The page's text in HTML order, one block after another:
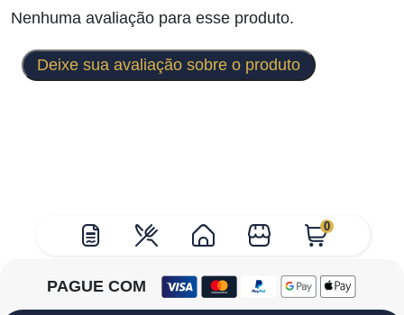
0
Nenhuma avaliação para esse produto.
Deixe sua avaliação sobre o produto
PAGUE COM